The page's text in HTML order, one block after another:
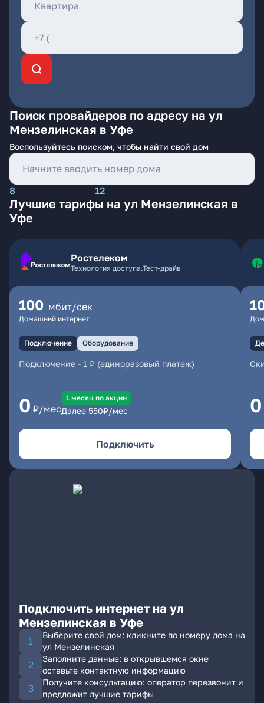
Поиск провайдеров по адресу на ул
Мензелинская в Уфе
Воспользуйтесь поиском, чтобы найти свой дом
8 12
Лучшие тарифы на ул Мензелинская в
Уфе
Ростелеком
Технология доступа.Тест-драйв
100 мбит/сек
Домашний интернет
Подключение Оборудование
Подключение - 1 ₽ (единоразовый платеж)
0 ₽/мес
1 месяц по акции
Далее 550₽/мес
Подключить
0
Подключить интернет на ул
Мензелинская в Уфе
Выберите свой дом: кликните по номеру дома на
ул Мензелинская
Заполните данные: в открывшемся окне
оставьте контактную информацию
Получите консультацию: оператор перезвонит и
предложит лучшие тарифы